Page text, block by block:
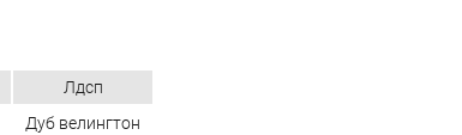
Лдсп
Дуб велингтон